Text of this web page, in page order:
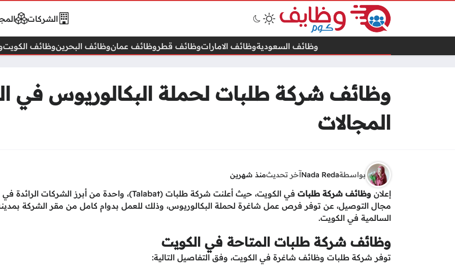
الشركات
وظائف السعوديةوظائف الاماراتوظائف قطروظائف عمانوظائف البحرينوظائف الكويت
وظائف شركة طلبات لحملة البكالوريوس في
المجالات
بواسطةNada Redaآخر تحديثمنذ شهرين
إعلان وظائف شركة طلبات
في الكويت، حيث أعلنت شركة طلبات (Talabat)، واحدة من أبرز الشركات الرائدة في
مجال التوصيل، عن توفر فرص عمل شاغرة لحملة البكالوريوس، وذلك للعمل بدوام كامل من مقر الشركة
السالمية في الكويت.
وظائف شركة طلبات المتاحة في الكويت
توفر شركة طلبات وظائف شاغرة في الكويت، وفق التفاصيل التالية: